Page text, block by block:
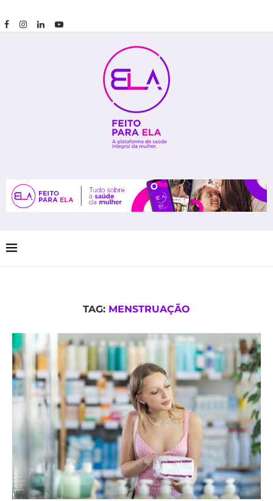
TAG: MENSTRUAÇÃO